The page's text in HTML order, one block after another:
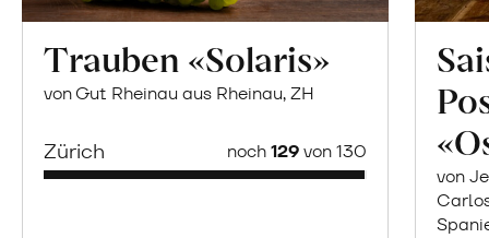
Trauben «Solaris»
von Gut Rheinau aus Rheinau, ZH
Zürich noch129von 130
von